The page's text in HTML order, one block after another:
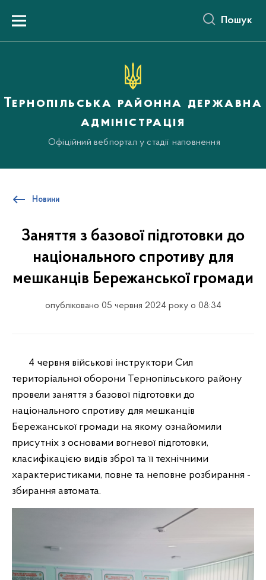
вмістуMenu Пошук
Тернопільська районна державна
адміністрація
Офіційний вебпортал у стадії наповнення
Новини
Заняття з базової підготовки до
національного спротиву для
мешканців Бережанської громади
опубліковано 05 червня 2024 року о 08:34
4 червня військові інструктори Сил
територіальної оборони Тернопільського району
провели заняття з базової підготовки до
національного спротиву для мешканців
Бережанської громади на якому ознайомили
присутніх з основами вогневої підготовки,
класифікацією видів зброї та її технічними
характеристиками, повне та неповне розбирання -
збирання автомата.